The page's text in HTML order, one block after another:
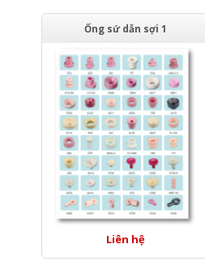
Ống sứ dẫn sợi 1
Liên hệ